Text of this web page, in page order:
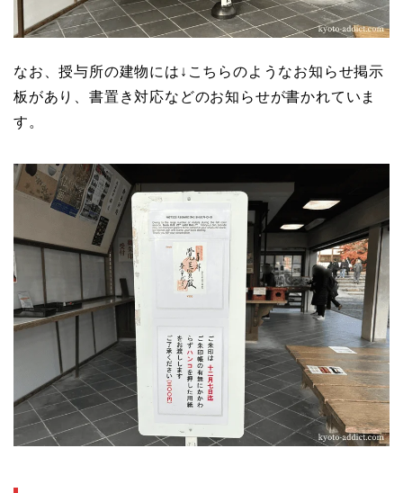
なお、授与所の建物には↓こちらのようなお知らせ掲示
板があり、書置き対応などのお知らせが書かれていま
す。